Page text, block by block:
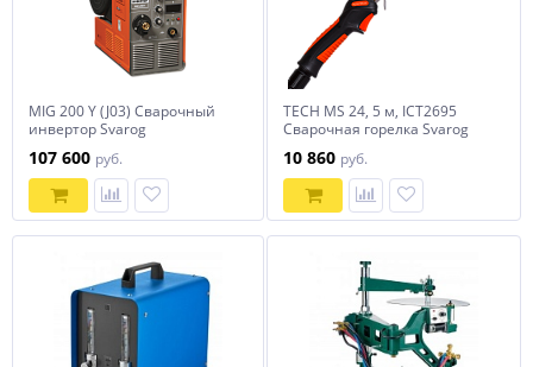
MIG 200 Y (J03) Сварочный
инвертор Svarog
107 600 руб.
TECH MS 24, 5 м, ICT2695
Сварочная горелка Svarog
10 860 руб.